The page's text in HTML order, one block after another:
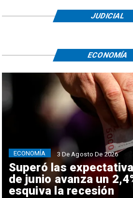
JUDICIAL
Superó las
de junio avanza un
esquiva la recesión
ECONOMÍA 3 De Agosto De 2026
ECONOMÍA